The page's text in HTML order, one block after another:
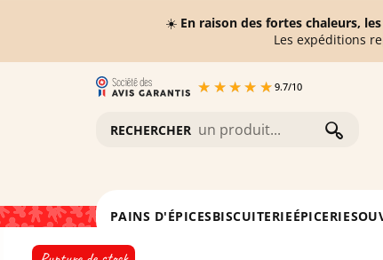
☀️ En raison des fortes chaleurs,
Les expéditions
RECHERCHER
PAINS D'ÉPICESBISCUITERIEÉPICERIE